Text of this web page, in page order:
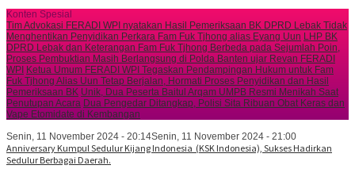
Konten Spesial
Tim Advokasi FERADI WPI nyatakan Hasil Pemeriksaan BK DPRD Lebak Tidak
Menghentikan Penyidikan Perkara Fam Fuk Tjhong alias Eyang Uun LHP BK
DPRD Lebak dan Keterangan Fam Fuk Tjhong Berbeda pada Sejumlah Poin,
Proses Pembuktian Masih Berlangsung di Polda Banten ujar Revan FERADI
WPI Ketua Umum FERADI WPI Tegaskan Pendampingan Hukum untuk Fam
Fuk Tjhong Alias Uun Tetap Berjalan, Hormati Proses Penyidikan dan Hasil
Pemeriksaan BK Unik, Dua Peserta Baitul Arqam UMPB Resmi Menikah Saat
Penutupan Acara Dua Pengedar Ditangkap, Polisi Sita Ribuan Obat Keras dan
Vape Etomidate di Kembangan
Senin, 11 November 2024 - 20:14Senin, 11 November 2024 - 21:00
Anniversary Kumpul Sedulur Kijang Indonesia (KSK Indonesia), Sukses Hadirkan
Sedulur Berbagai Daerah.